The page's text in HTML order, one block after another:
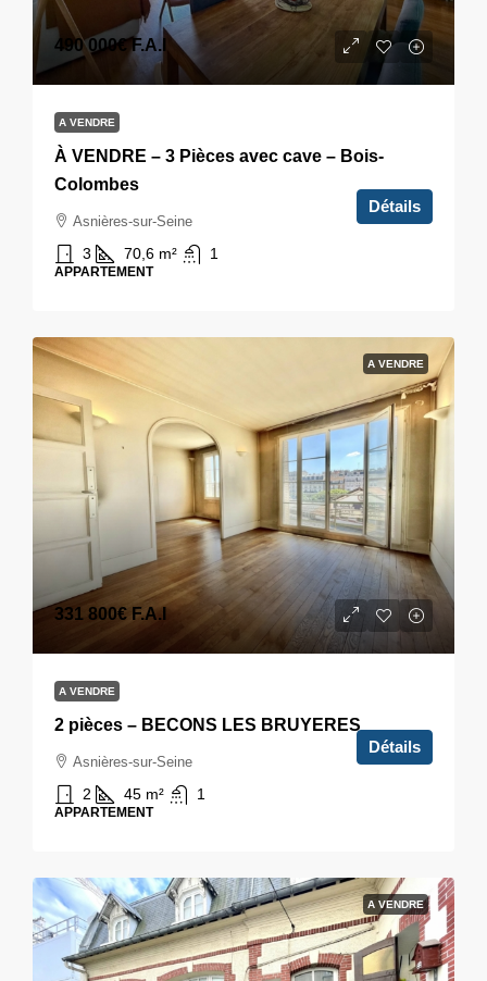
490 000€ F.A.I
A VENDRE
À VENDRE – 3 Pièces avec cave – Bois-
Colombes
Asnières-sur-Seine
3 70,6 m² 1
APPARTEMENT
Détails
A VENDRE
331 800€ F.A.I
A VENDRE
2 pièces – BECONS LES BRUYERES
Asnières-sur-Seine
2 45 m² 1
APPARTEMENT
Détails
A VENDRE